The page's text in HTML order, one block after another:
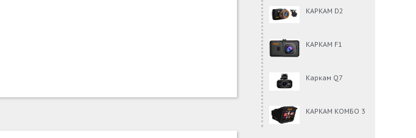
КАРКАМ D2
КАРКАМ F1
Каркам Q7
КАРКАМ КОМБО 3